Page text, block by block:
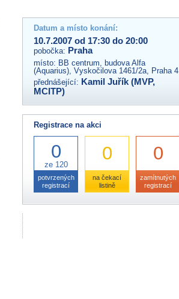
Datum a místo konání:
10.7.2007 od 17:30 do 20:00
pobočka: Praha
místo: BB centrum, budova Alfa
(Aquarius), Vyskočilova 1461/2a, Praha 4
přednášející: Kamil Juřík (MVP,
MCITP)
Registrace na akci
0
ze 120
potvrzených
registrací
0
na čekací
listině
0
zamítnutých
registrací